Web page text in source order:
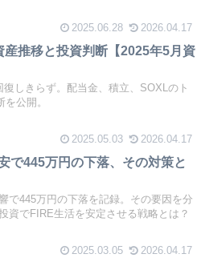
2025.06.28 2026.04.17
推移と投資判断【2025年5月資
しきらず。配当金、積立、SOXLのト
公開。
2025.05.03 2026.04.17
で445万円の下落、その対策と
で445万円の下落を記録。その要因を分
資でFIRE生活を安定させる戦略とは？
2025.03.05 2026.04.17